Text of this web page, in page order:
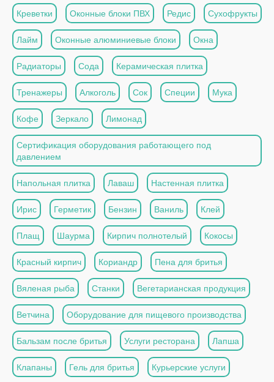
Креветки Оконные блоки ПВХ Редис Сухофрукты
Лайм Оконные алюминиевые блоки Окна
Радиаторы Сода Керамическая плитка
Тренажеры Алкоголь Сок Специи Мука
Кофе Зеркало Лимонад
Сертификация оборудования работающего под
давлением
Напольная плитка Лаваш Настенная плитка
Ирис Герметик Бензин Ваниль Клей
Плащ Шаурма Кирпич полнотелый Кокосы
Красный кирпич Кориандр Пена для бритья
Вяленая рыба Станки Вегетарианская продукция
Ветчина Оборудование для пищевого производства
Бальзам после бритья Услуги ресторана Лапша
Клапаны Гель для бритья Курьерские услуги